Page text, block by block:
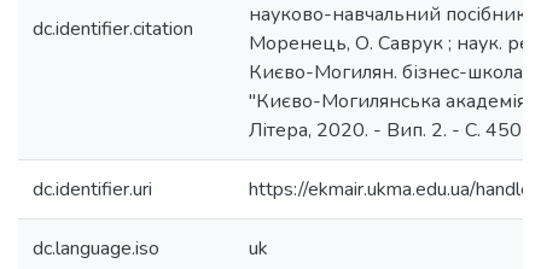
dc.identifier.citation
науково-навчальний посібник
Моренець, О. Саврук ; наук.
Києво-Могилян. бізнес-школа
"Києво-Могилянська
Літера, 2020. - Вип. 2. - С. 450-
dc.identifier.uri https://ekmair.ukma.edu.ua/
dc.language.iso uk